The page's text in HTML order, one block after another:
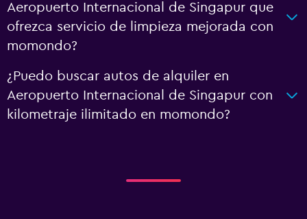
Aeropuerto Internacional de Singapur que
ofrezca servicio de limpieza mejorada con
momondo?
¿Puedo buscar autos de alquiler en
Aeropuerto Internacional de Singapur con
kilometraje ilimitado en momondo?